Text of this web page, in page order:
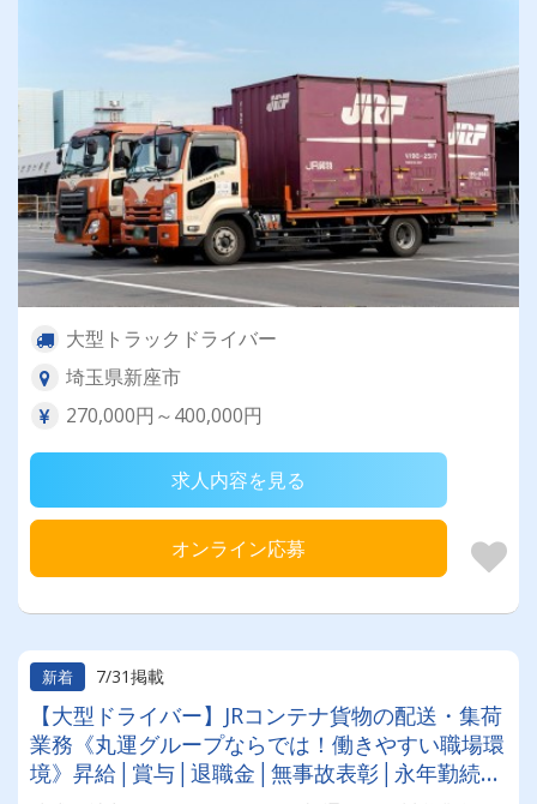
大型トラックドライバー
埼玉県新座市
270,000円～400,000円
求人内容を見る
オンライン応募
新着 7/31掲載
【大型ドライバー】JRコンテナ貨物の配送・集荷
業務《丸運グループならでは！働きやすい職場環
境》昇給│賞与│退職金│無事故表彰│永年勤続表